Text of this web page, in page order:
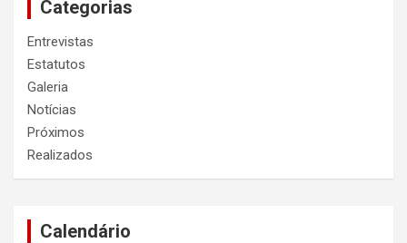
Categorias
Entrevistas
Estatutos
Galeria
Notícias
Próximos
Realizados
Calendário